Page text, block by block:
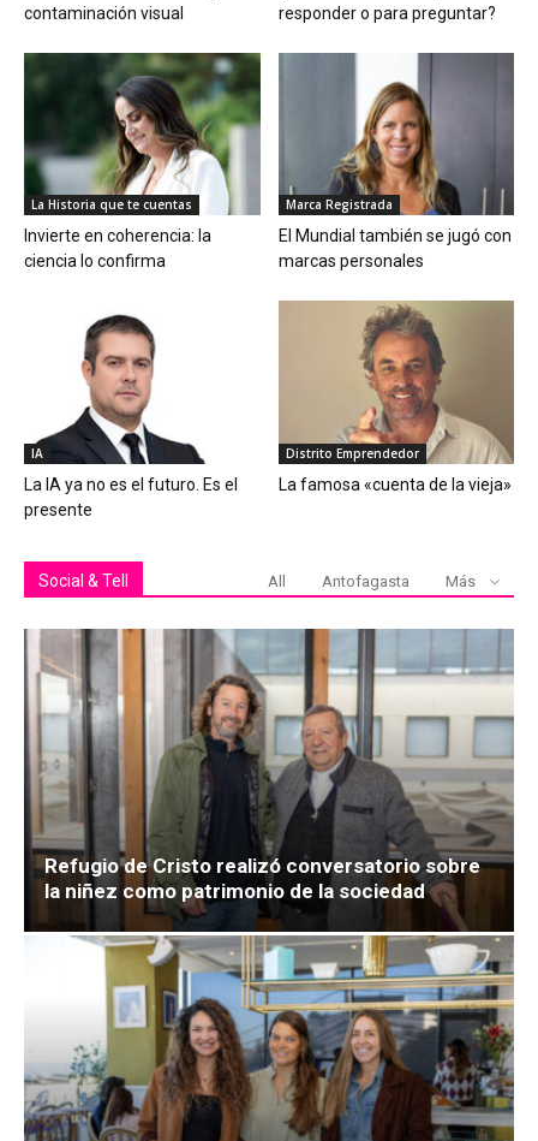
contaminación visual
responder o para preguntar?
La Historia que te cuentas
Invierte en coherencia: la
ciencia lo confirma
Marca Registrada
El Mundial también se jugó con
marcas personales
IA
La IA ya no es el futuro. Es el
presente
Distrito Emprendedor
La famosa «cuenta de la vieja»
Social & Tell All Antofagasta Más
Refugio de Cristo realizó conversatorio sobre
la niñez como patrimonio de la sociedad